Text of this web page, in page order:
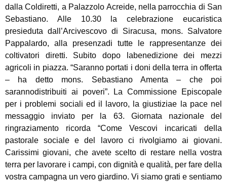
dalla Coldiretti, a Palazzolo Acreide, nella parrocchia di San
Sebastiano. Alle 10.30 la celebrazione eucaristica
presieduta dall’Arcivescovo di Siracusa, mons. Salvatore
Pappalardo, alla presenzadi tutte le rappresentanze dei
coltivatori diretti. Subito dopo labenedizione dei mezzi
agricoli in piazza. “Saranno portati i doni della terra in offerta
– ha detto mons. Sebastiano Amenta – che poi
sarannodistribuiti ai poveri”. La Commissione Episcopale
per i problemi sociali ed il lavoro, la giustiziae la pace nel
messaggio inviato per la 63. Giornata nazionale del
ringraziamento ricorda “Come Vescovi incaricati della
pastorale sociale e del lavoro ci rivolgiamo ai giovani.
Carissimi giovani, che avete scelto di restare nella vostra
terra per lavorare i campi, con dignità e qualità, per fare della
vostra campagna un vero giardino. Vi siamo grati e sentiamo